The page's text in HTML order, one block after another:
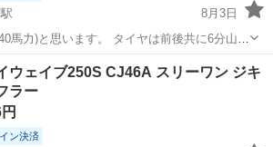
8月3日
馬力)と思います。 タイヤは前後共に6分山は
ってるような感じではなく端まできっちり
ンク歴もございません。 始動もセルイ
関駅 カワサキ
ウェイブ250S CJ46A スリーワン ジキ
ラー
ン決済